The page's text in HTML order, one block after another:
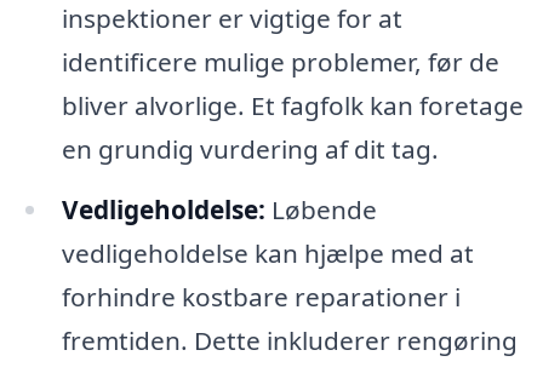
inspektioner er vigtige for at
identificere mulige problemer, før de
bliver alvorlige. Et fagfolk kan foretage
en grundig vurdering af dit tag.
Vedligeholdelse: Løbende
vedligeholdelse kan hjælpe med at
forhindre kostbare reparationer i
fremtiden. Dette inkluderer rengøring